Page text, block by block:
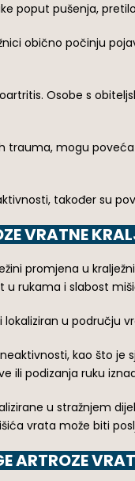
poput pušenja,
obično počinju
Osobe s
mogu
također su
VRATNE
promjena u
u rukama i slabost
u području
kao što
ili podizanja ruku
u stražnjem
vrata može biti
ARTROZE